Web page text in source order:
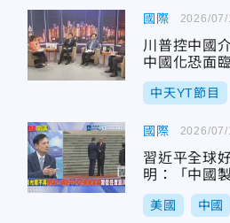
國際
川普控中國
中國化恐面
中天YT節目
2026/
國際
習近平全球
明：「中國
上發達國家
美國 中國
2026/